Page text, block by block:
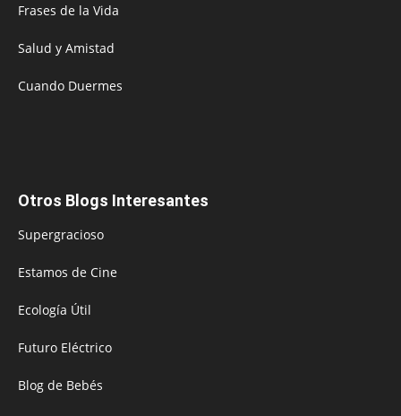
Frases de la Vida
Salud y Amistad
Cuando Duermes
Otros Blogs Interesantes
Supergracioso
Estamos de Cine
Ecología Útil
Futuro Eléctrico
Blog de Bebés